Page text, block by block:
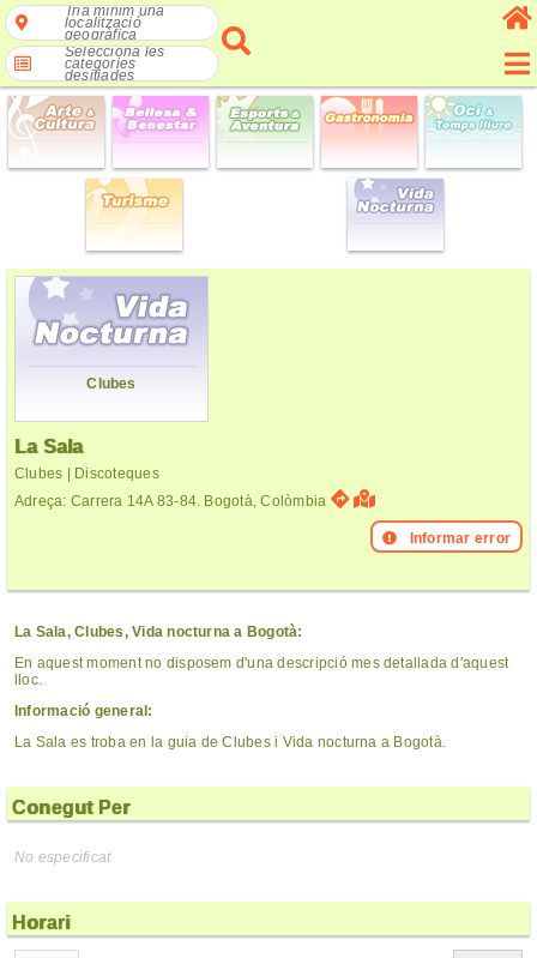
Tria mínim una
localització
geogràfica
Selecciona les
categories
desitjades
Clubes
La Sala
Clubes | Discoteques
Adreça: Carrera 14A 83-84. Bogotà, Colòmbia
Informar error
La Sala, Clubes, Vida nocturna a Bogotà:
En aquest moment no disposem d'una descripció mes detallada d'aquest
lloc.
Informació general:
La Sala es troba en la guia de Clubes i Vida nocturna a Bogotà.
Conegut Per
No especificat
Horari